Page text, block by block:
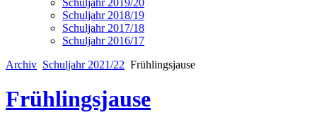
Schuljahr 2019/20
Schuljahr 2018/19
Schuljahr 2017/18
Schuljahr 2016/17
Archiv Schuljahr 2021/22 Frühlingsjause
Frühlingsjause